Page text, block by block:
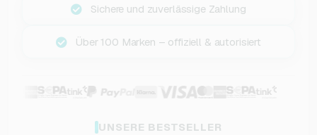
Sichere und zuverlässige Zahlung
Über 100 Marken – offiziell & autorisiert
UNSERE BESTSELLER